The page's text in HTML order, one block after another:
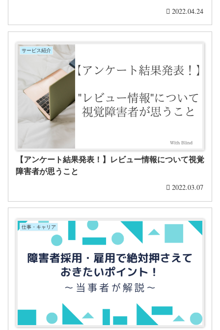
2022.04.24
サービス紹介
【アンケート結果発表！】レビュー情報について視覚
障害者が思うこと
2022.03.07
仕事・キャリア